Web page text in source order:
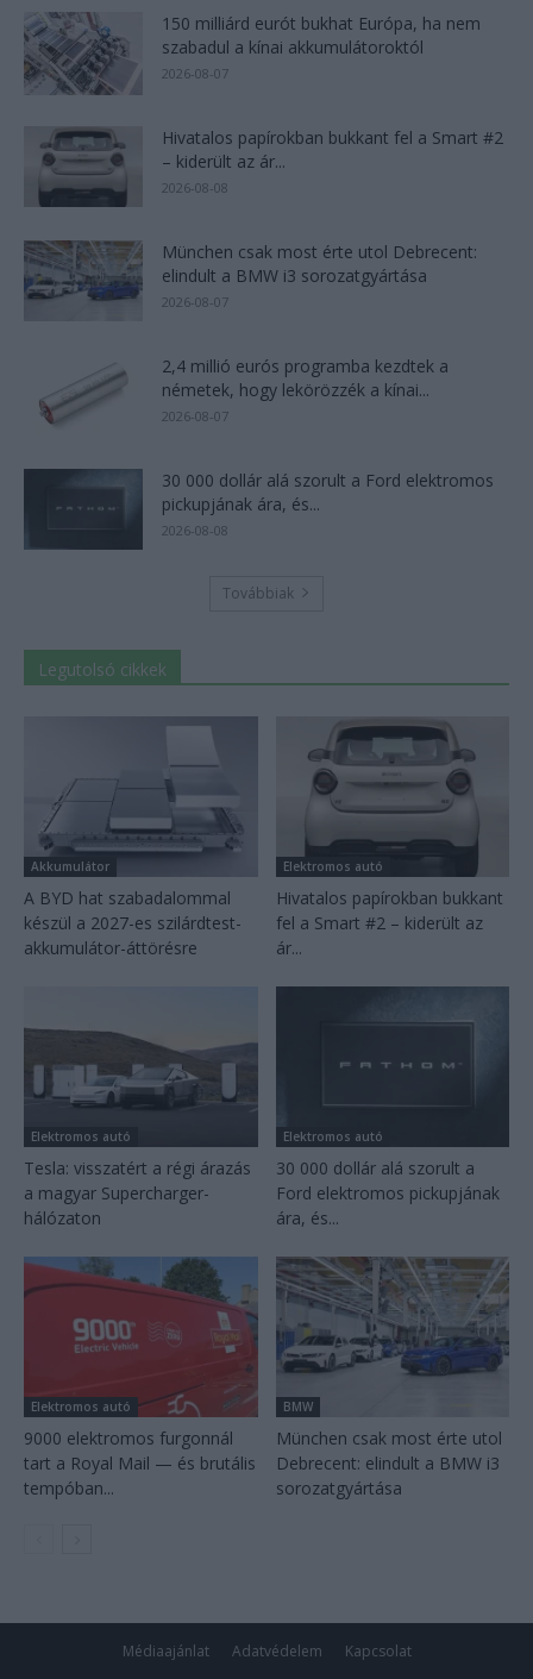
150 milliárd eurót bukhat Európa, ha nem
szabadul a kínai akkumulátoroktól
2026-08-07
Hivatalos papírokban bukkant fel a Smart #2
– kiderült az ár...
2026-08-08
München csak most érte utol Debrecent:
elindult a BMW i3 sorozatgyártása
2026-08-07
2,4 millió eurós programba kezdtek a
németek, hogy lekörözzék a kínai...
2026-08-07
30 000 dollár alá szorult a Ford elektromos
pickupjának ára, és...
2026-08-08
Továbbiak
Legutolsó cikkek
Akkumulátor
A BYD hat szabadalommal
készül a 2027-es szilárdtest-
akkumulátor-áttörésre
Elektromos autó
Hivatalos papírokban bukkant
fel a Smart #2 – kiderült az
ár...
Elektromos autó
Tesla: visszatért a régi árazás
a magyar Supercharger-
hálózaton
Elektromos autó
30 000 dollár alá szorult a
Ford elektromos pickupjának
ára, és...
Elektromos autó
9000 elektromos furgonnál
tart a Royal Mail — és brutális
tempóban...
BMW
München csak most érte utol
Debrecent: elindult a BMW i3
sorozatgyártása
Médiaajánlat Adatvédelem Kapcsolat